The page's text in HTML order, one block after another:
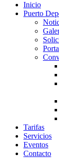
Inicio
Puerto
Tarifas
Servicios
Eventos
Contacto